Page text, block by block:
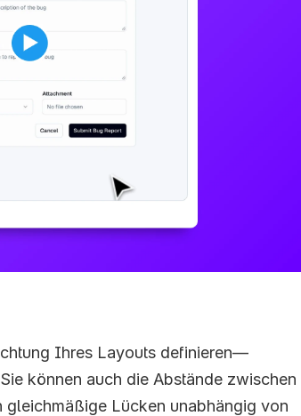
Ihres Layouts definieren—
können auch die Abstände zwischen
gleichmäßige Lücken unabhängig von